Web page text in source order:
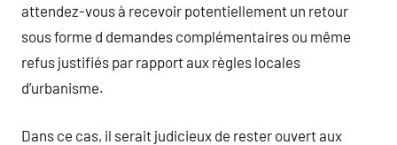
attendez-vous à recevoir potentiellement un retour
sous forme d demandes complémentaires ou même
refus justifiés par rapport aux règles locales
d’urbanisme.
Dans ce cas, il serait judicieux de rester ouvert aux